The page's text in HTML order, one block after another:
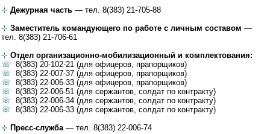
⊹ Дежурная часть — тел. 8(383) 21-705-88
⊹ Заместитель командующего по работе с личным составом —
тел. 8(383) 21-706-61
⊹ Отдел организационно-мобилизационный и комплектования:
☏ 8(383) 20-102-21 (для офицеров, прапорщиков)
☏ 8(383) 22-007-37 (для офицеров, прапорщиков)
☏ 8(383) 22-006-33 (для офицеров, прапорщиков)
☏ 8(383) 22-006-51 (для сержантов, солдат по контракту)
☏ 8(383) 22-006-34 (для сержантов, солдат по контракту)
☏ 8(383) 22-006-33 (для сержантов, солдат по контракту)
⊹ Пресс-служба— тел. 8(383) 22-006-74